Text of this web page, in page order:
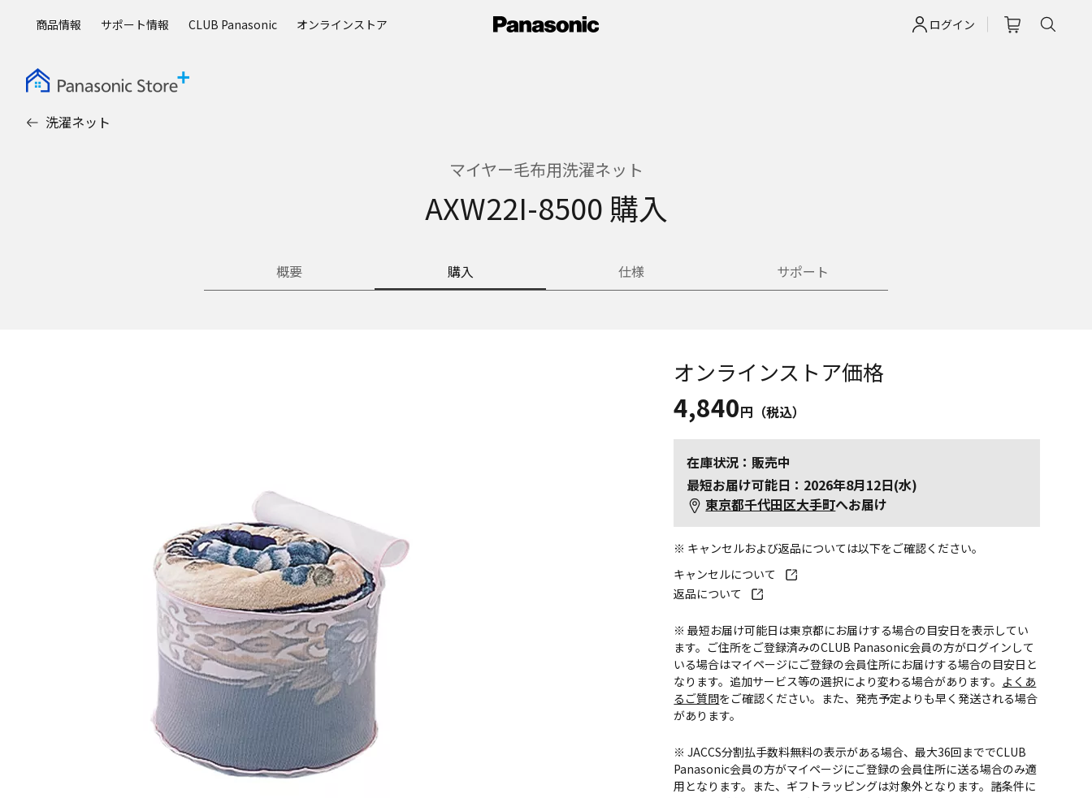
ログイン
商品情報 サポート情報 CLUB Panasonic オンラインストア
洗濯ネット
マイヤー毛布用洗濯ネット
AXW22I-8500 購入
概要 購入 仕様 サポート
オンラインストア価格
4,840円（税込）
在庫状況：販売中
最短お届け可能日：2026年8月12日(水)
東京都千代田区大手町へお届け
※ キャンセルおよび返品については以下をご確認ください。
キャンセルについて
返品について
※ 最短お届け可能日は東京都にお届けする場合の目安日を表示してい
ます。ご住所をご登録済みのCLUB Panasonic会員の方がログインして
いる場合はマイページにご登録の会員住所にお届けする場合の目安日と
なります。追加サービス等の選択により変わる場合があります。 よくあ
るご質問をご確認ください。また、発売予定よりも早く発送される場合
があります。
※ JACCS分割払手数料無料の表示がある場合、最大36回まででCLUB
Panasonic会員の方がマイページにご登録の会員住所に送る場合のみ適
用となります。また、ギフトラッピングは対象外となります。諸条件に